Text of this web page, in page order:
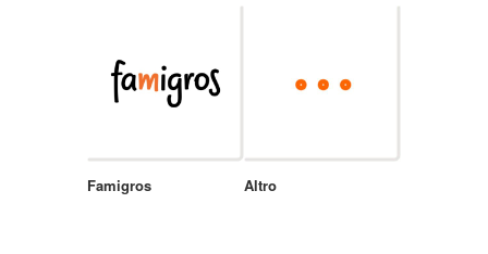
Famigros Altro